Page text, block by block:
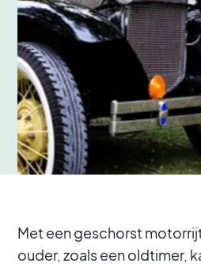
Met een geschorst
ouder, zoals een oldtimer,